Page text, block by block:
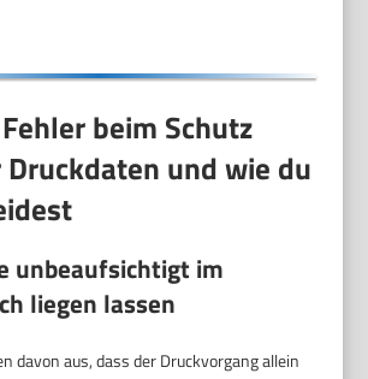
beim Schutz
und wie du
unbeaufsichtigt im
liegen lassen
davon aus, dass der Druckvorgang allein